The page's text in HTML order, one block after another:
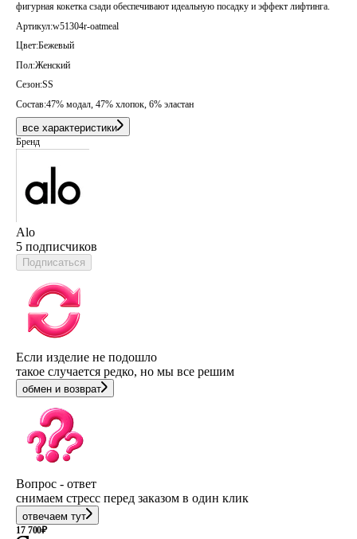
фигурная кокетка сзади обеспечивают идеальную посадку и эффект лифтинга.
Артикул:w51304r-oatmeal
Цвет:Бежевый
Пол:Женский
Сезон:SS
Состав:47% модал, 47% хлопок, 6% эластан
все характеристики
Бренд
Alo
5 подписчиков
Подписаться
Если изделие не подошло
такое случается редко, но мы все решим
обмен и возврат
Вопрос - ответ
снимаем стресс перед заказом в один клик
отвечаем тут
17 700₽